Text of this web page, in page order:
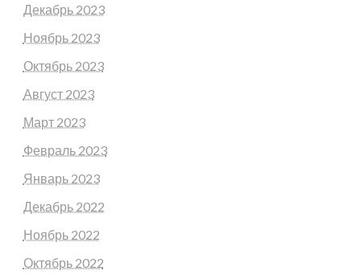
Декабрь 2023
Ноябрь 2023
Октябрь 2023
Август 2023
Март 2023
Февраль 2023
Январь 2023
Декабрь 2022
Ноябрь 2022
Октябрь 2022